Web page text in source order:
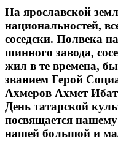
На ярославской
национальностей,
соседски. Полвека
шинного завода,
жил в те времена,
званием Герой
Ахмеров Ахмет
День татарской
посвящается
нашей большой и